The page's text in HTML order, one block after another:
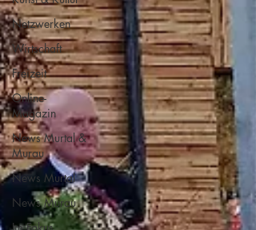
Netzwerken
Wirtschaft
Freizeit
Online-
Magazin
News Murtal &
Murau
News Murtal
News Murau